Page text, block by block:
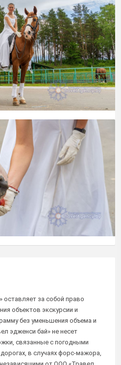
за собой право
объектов экскурсии и
без уменьшения объема и
эдженси бай» не несет
связанные с погодными
в случаях форс-мажора,